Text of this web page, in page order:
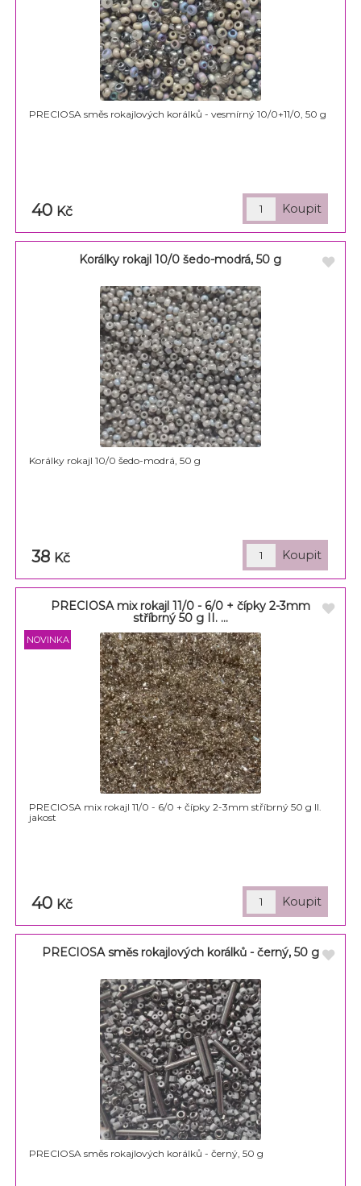
PRECIOSA směs rokajlových korálků - vesmírný 10/0+11/0, 50 g
40 Kč
Korálky rokajl 10/0 šedo-modrá, 50 g
Korálky rokajl 10/0 šedo-modrá, 50 g
38 Kč
PRECIOSA mix rokajl 11/0 - 6/0 + čípky 2-3mm
stříbrný 50 g II. ...
PRECIOSA mix rokajl 11/0 - 6/0 + čípky 2-3mm stříbrný 50 g II.
jakost
40 Kč
PRECIOSA směs rokajlových korálků - černý, 50 g
PRECIOSA směs rokajlových korálků - černý, 50 g